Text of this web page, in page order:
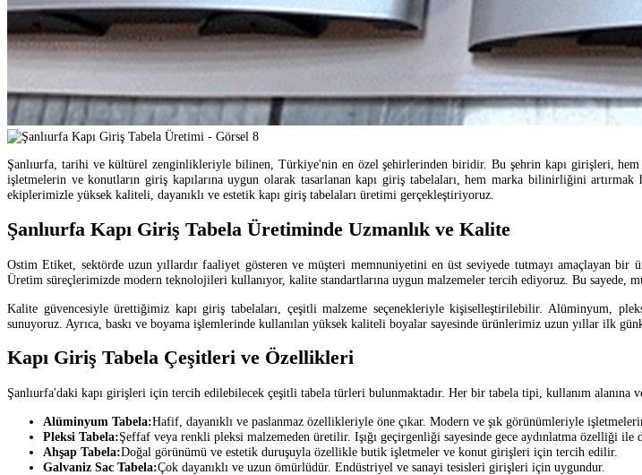
Şanlıurfa, tarihi ve kültürel zenginlikleriyle bilinen, Türkiye'nin en özel şehirlerinden biridir. Bu şehrin kapı girişleri, hem
işletmelerin ve konutların giriş kapılarına uygun olarak tasarlanan kapı giriş tabelaları, hem marka bilinirliğini
ekiplerimizle yüksek kaliteli, dayanıklı ve estetik kapı giriş tabelaları üretimi gerçekleştiriyoruz.
Şanlıurfa Kapı Giriş Tabela Üretiminde Uzmanlık ve Kalite
Ostim Etiket, sektörde uzun yıllardır faaliyet gösteren ve müşteri memnuniyetini en üst seviyede tutmayı amaçlayan bir
Üretim süreçlerimizde modern teknolojileri kullanıyor, kalite standartlarına uygun malzemeler tercih ediyoruz. Bu sayede,
Kalite güvencesiyle ürettiğimiz kapı giriş tabelaları, çeşitli malzeme seçenekleriyle kişiselleştirilebilir. Alüminyum,
sunuyoruz. Ayrıca, baskı ve boyama işlemlerinde kullanılan yüksek kaliteli boyalar sayesinde ürünlerimiz uzun yıllar ilk
Kapı Giriş Tabela Çeşitleri ve Özellikleri
Şanlıurfa'daki kapı girişleri için tercih edilebilecek çeşitli tabela türleri bulunmaktadır. Her bir tabela tipi, kullanım alanına
Alüminyum Tabela:Hafif, dayanıklı ve paslanmaz özellikleriyle öne çıkar. Modern ve şık görünümleriyle
Pleksi Tabela:Şeffaf veya renkli pleksi malzemeden üretilir. Işığı geçirgenliği sayesinde gece aydınlatma özelliği ile
Ahşap Tabela:Doğal görünümü ve estetik duruşuyla özellikle butik işletmeler ve konut girişleri için tercih edilir.
Galvaniz Sac Tabela:Çok dayanıklı ve uzun ömürlüdür. Endüstriyel ve sanayi tesisleri girişleri için uygundur.